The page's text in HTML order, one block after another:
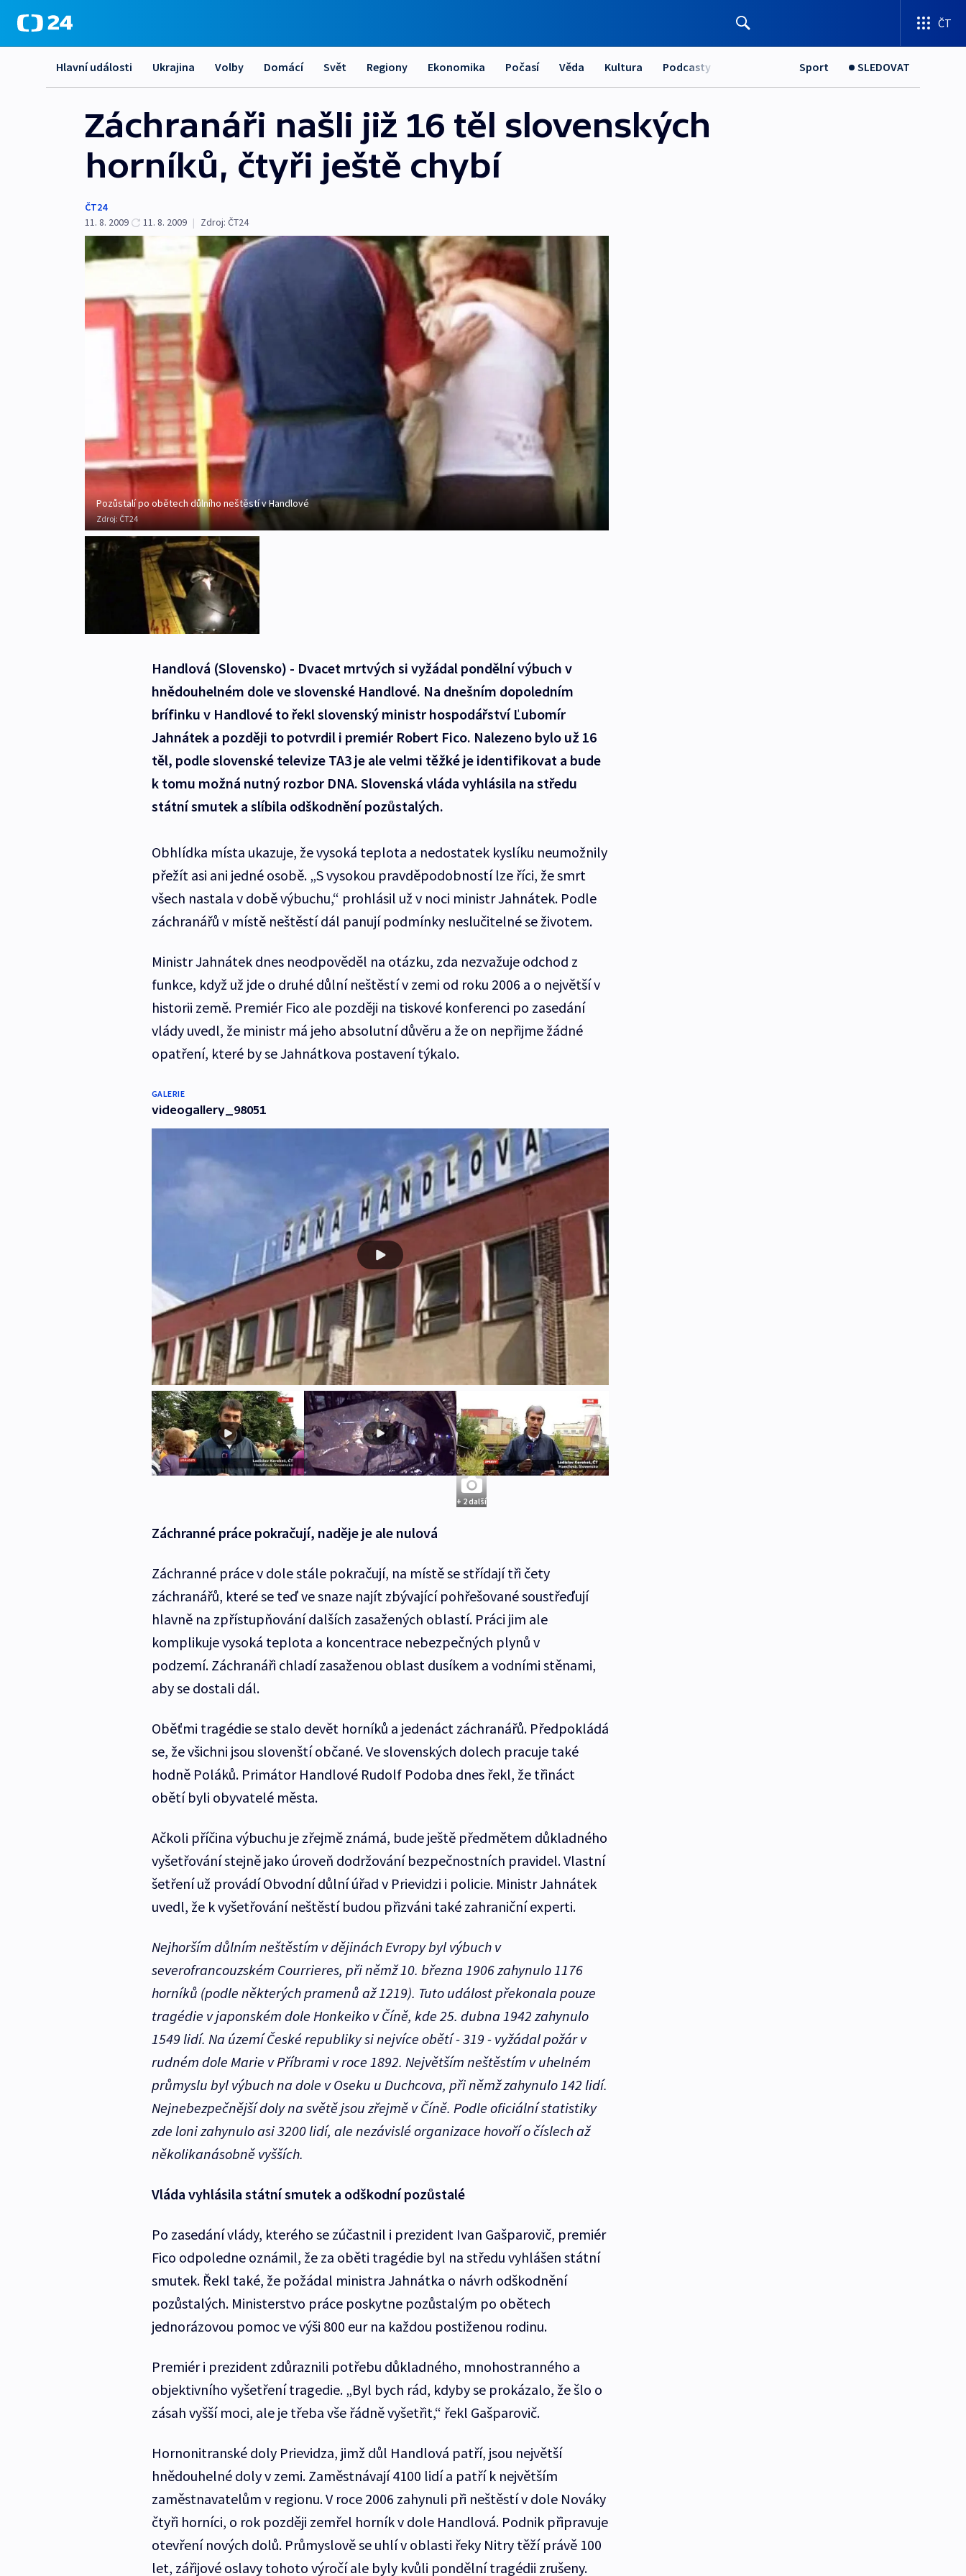
ČT
Hlavní události Ukrajina Volby Domácí Svět Regiony Ekonomika Počasí Věda Kultura Podcasty Sport SLEDOVAT
Záchranáři našli již 16 těl slovenských
horníků, čtyři ještě chybí
ČT24
11. 8. 2009
11. 8. 2009 | Zdroj: ČT24
Pozůstalí po obětech důlního neštěstí v Handlové
Zdroj:ČT24
Handlová (Slovensko) - Dvacet mrtvých si vyžádal pondělní výbuch v
hnědouhelném dole ve slovenské Handlové. Na dnešním dopoledním
brífinku v Handlové to řekl slovenský ministr hospodářství Ľubomír
Jahnátek a později to potvrdil i premiér Robert Fico. Nalezeno bylo už 16
těl, podle slovenské televize TA3 je ale velmi těžké je identifikovat a bude
k tomu možná nutný rozbor DNA. Slovenská vláda vyhlásila na středu
státní smutek a slíbila odškodnění pozůstalých.
Obhlídka místa ukazuje, že vysoká teplota a nedostatek kyslíku neumožnily
přežít asi ani jedné osobě. „S vysokou pravděpodobností lze říci, že smrt
všech nastala v době výbuchu,“ prohlásil už v noci ministr Jahnátek. Podle
záchranářů v místě neštěstí dál panují podmínky neslučitelné se životem.
Ministr Jahnátek dnes neodpověděl na otázku, zda nezvažuje odchod z
funkce, když už jde o druhé důlní neštěstí v zemi od roku 2006 a o největší v
historii země. Premiér Fico ale později na tiskové konferenci po zasedání
vlády uvedl, že ministr má jeho absolutní důvěru a že on nepřijme žádné
opatření, které by se Jahnátkova postavení týkalo.
GALERIE
videogallery_98051
+ 2 další
Záchranné práce pokračují, naděje je ale nulová
Záchranné práce v dole stále pokračují, na místě se střídají tři čety
záchranářů, které se teď ve snaze najít zbývající pohřešované soustřeďují
hlavně na zpřístupňování dalších zasažených oblastí. Práci jim ale
komplikuje vysoká teplota a koncentrace nebezpečných plynů v
podzemí. Záchranáři chladí zasaženou oblast dusíkem a vodními stěnami,
aby se dostali dál.
Oběťmi tragédie se stalo devět horníků a jedenáct záchranářů. Předpokládá
se, že všichni jsou slovenští občané. Ve slovenských dolech pracuje také
hodně Poláků. Primátor Handlové Rudolf Podoba dnes řekl, že třináct
obětí byli obyvatelé města.
Ačkoli příčina výbuchu je zřejmě známá, bude ještě předmětem důkladného
vyšetřování stejně jako úroveň dodržování bezpečnostních pravidel. Vlastní
šetření už provádí Obvodní důlní úřad v Prievidzi i policie. Ministr Jahnátek
uvedl, že k vyšetřování neštěstí budou přizváni také zahraniční experti.
Nejhorším důlním neštěstím v dějinách Evropy byl výbuch v
severofrancouzském Courrieres, při němž 10. března 1906 zahynulo 1176
horníků (podle některých pramenů až 1219). Tuto událost překonala pouze
tragédie v japonském dole Honkeiko v Číně, kde 25. dubna 1942 zahynulo
1549 lidí. Na území České republiky si nejvíce obětí - 319 - vyžádal požár v
rudném dole Marie v Příbrami v roce 1892. Největším neštěstím v uhelném
průmyslu byl výbuch na dole v Oseku u Duchcova, při němž zahynulo 142 lidí.
Nejnebezpečnější doly na světě jsou zřejmě v Číně. Podle oficiální statistiky
zde loni zahynulo asi 3200 lidí, ale nezávislé organizace hovoří o číslech až
několikanásobně vyšších.
Vláda vyhlásila státní smutek a odškodní pozůstalé
Po zasedání vlády, kterého se zúčastnil i prezident Ivan Gašparovič, premiér
Fico odpoledne oznámil, že za oběti tragédie byl na středu vyhlášen státní
smutek. Řekl také, že požádal ministra Jahnátka o návrh odškodnění
pozůstalých. Ministerstvo práce poskytne pozůstalým po obětech
jednorázovou pomoc ve výši 800 eur na každou postiženou rodinu.
Premiér i prezident zdůraznili potřebu důkladného, mnohostranného a
objektivního vyšetření tragedie. „Byl bych rád, kdyby se prokázalo, že šlo o
zásah vyšší moci, ale je třeba vše řádně vyšetřit,“ řekl Gašparovič.
Hornonitranské doly Prievidza, jimž důl Handlová patří, jsou největší
hnědouhelné doly v zemi. Zaměstnávají 4100 lidí a patří k největším
zaměstnavatelům v regionu. V roce 2006 zahynuli při neštěstí v dole Nováky
čtyři horníci, o rok později zemřel horník v dole Handlová. Podnik připravuje
otevření nových dolů. Průmyslově se uhlí v oblasti řeky Nitry těží právě 100
let, zářijové oslavy tohoto výročí ale byly kvůli pondělní tragédii zrušeny.